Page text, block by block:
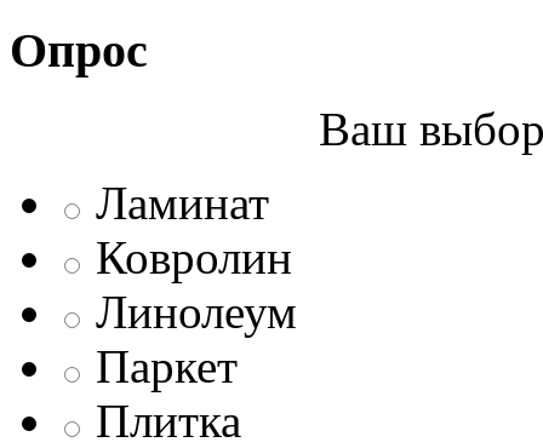
Опрос
Ваш выбор
Ламинат
Ковролин
Линолеум
Паркет
Плитка